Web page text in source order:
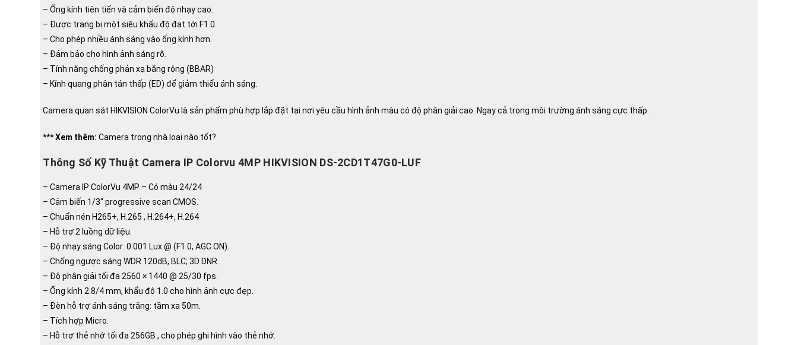
– Ống kính tiên tiến và cảm biến độ nhạy cao.
– Được trang bị một siêu khẩu độ đạt tới F1.0.
– Cho phép nhiều ánh sáng vào ống kính hơn.
– Đảm bảo cho hình ảnh sáng rõ.
– Tính năng chống phản xạ băng rộng (BBAR)
– Kính quang phân tán thấp (ED) để giảm thiểu ánh sáng.
Camera quan sát HIKVISION ColorVu là sản phẩm phù hợp lắp đặt tại nơi yêu cầu hình ảnh màu có độ phân giải cao. Ngay cả trong môi trường ánh sáng cực thấp.
*** Xem thêm: Camera trong nhà loại nào tốt?
Thông Số Kỹ Thuật Camera IP Colorvu 4MP HIKVISION DS-2CD1T47G0-LUF
– Camera IP ColorVu 4MP – Có màu 24/24
– Cảm biến 1/3″ progressive scan CMOS.
– Chuẩn nén H265+, H.265 , H.264+, H.264
– Hỗ trợ 2 luồng dữ liệu.
– Độ nhạy sáng Color: 0.001 Lux @ (F1.0, AGC ON).
– Chống ngược sáng WDR 120dB, BLC; 3D DNR.
– Độ phân giải tối đa 2560 × 1440 @ 25/30 fps.
– Ống kính 2.8/4 mm, khẩu độ 1.0 cho hình ảnh cực đẹp.
– Đèn hỗ trợ ánh sáng trắng: tầm xa 50m.
– Tích hợp Micro.
– Hỗ trợ thẻ nhớ tối đa 256GB , cho phép ghi hình vào thẻ nhớ.